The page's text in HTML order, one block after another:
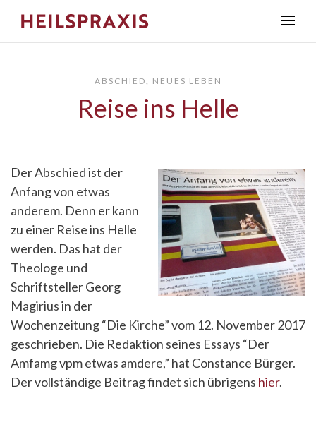
ABSCHIED, NEUES LEBEN
Reise ins Helle
Der Abschied ist der
Anfang von etwas
anderem. Denn er kann
zu einer Reise ins Helle
werden. Das hat der
Theologe und
Schriftsteller Georg
Magirius in der
Wochenzeitung “Die Kirche” vom 12. November 2017
geschrieben. Die Redaktion seines Essays “Der
Amfamg vpm etwas amdere,” hat Constance Bürger.
Der vollständige Beitrag findet sich übrigens hier.